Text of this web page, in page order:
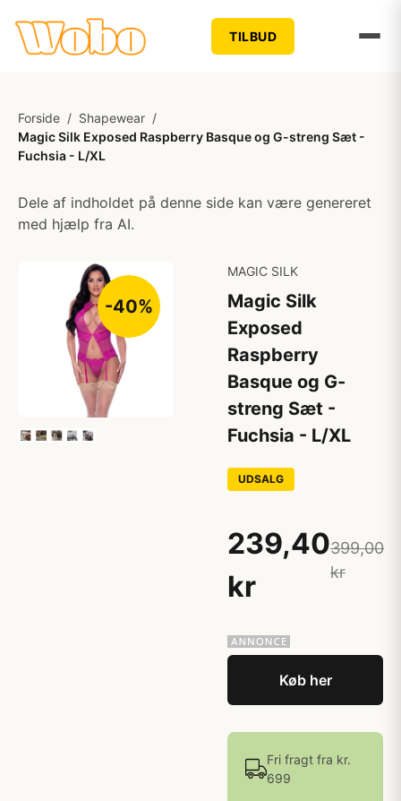
TILBUD
Forside / Shapewear /
Magic Silk Exposed Raspberry Basque og G-streng Sæt -
Fuchsia - L/XL
Dele af indholdet på denne side kan være genereret
med hjælp fra AI.
-40%
MAGIC SILK
Magic Silk
Exposed
Raspberry
Basque og G-
streng Sæt -
Fuchsia - L/XL
UDSALG
239,40
kr
399,00
kr
Køb her
Fri fragt fra kr.
699